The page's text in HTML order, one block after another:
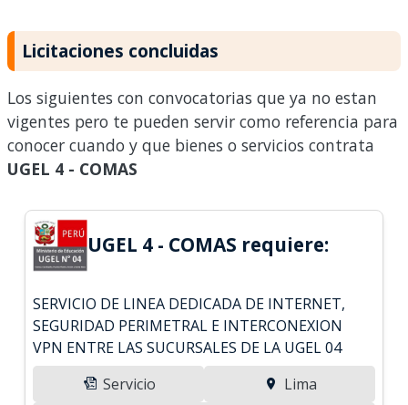
Licitaciones concluidas
Los siguientes con convocatorias que ya no estan
vigentes pero te pueden servir como referencia para
conocer cuando y que bienes o servicios contrata
UGEL 4 - COMAS
UGEL 4 - COMAS requiere:
SERVICIO DE LINEA DEDICADA DE INTERNET,
SEGURIDAD PERIMETRAL E INTERCONEXION
VPN ENTRE LAS SUCURSALES DE LA UGEL 04
Servicio
Lima